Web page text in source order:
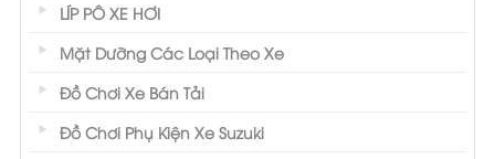
phim cắt tia hồng ngoại, phim men gốm.
LÍP PÔ XE HƠI
Mặt Dưỡng Các Loại Theo Xe
Đồ Chơi Xe Bán Tải
Đồ Chơi Phụ Kiện Xe Suzuki